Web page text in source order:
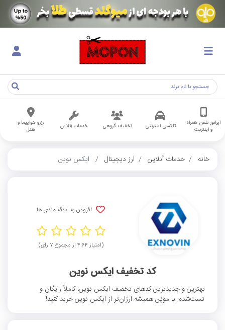
اپراتور تلفن همراه
و اینترنت
تاکسی اینترنتی تخفیف گروهی خدمات آنلاین
رزرو هواپیما و
هتل
خانه خدمات آنلاین ارز دیجیتال ایکس نوین
افزودن به علاقه مندی ها
(امتیاز ۴.۶۴ از مجموع ۷ رای)
کد تخفیف ایکس نوین
بهترین و جدیدترین کدهای تخفیف ایکس نوین، کاملاً رایگان و
تست‌شده. با موپُن همیشه ارزان‌تر از ایکس نوین خرید کنید!